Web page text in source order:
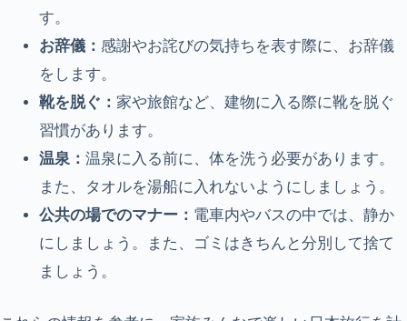
す。
お辞儀： 感謝やお詫びの気持ちを表す際に、お辞儀
をします。
靴を脱ぐ： 家や旅館など、建物に入る際に靴を脱ぐ
習慣があります。
温泉： 温泉に入る前に、体を洗う必要があります。
また、タオルを湯船に入れないようにしましょう。
公共の場でのマナー： 電車内やバスの中では、静か
にしましょう。また、ゴミはきちんと分別して捨て
ましょう。